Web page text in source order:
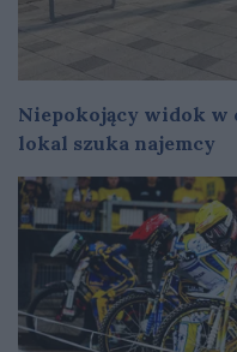
Niepokojący widok w
lokal szuka najemcy